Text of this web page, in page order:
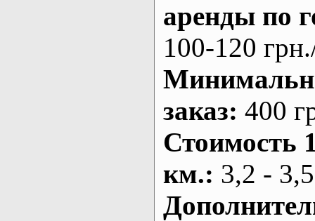
аренды по
100-120
заказ: 400
Стоимость
км.: 3,2 -